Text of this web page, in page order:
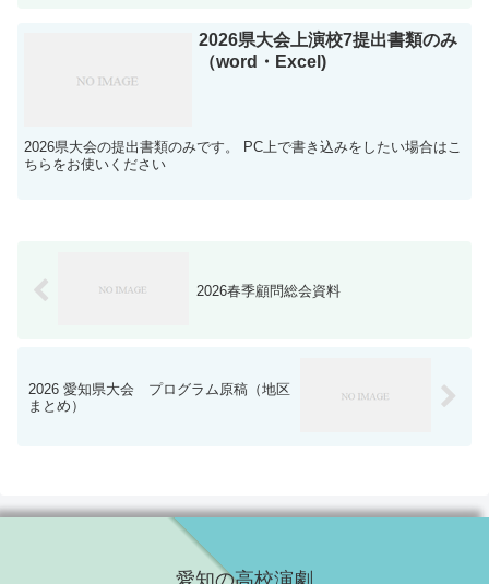
2026県大会上演校7提出書類のみ
（word・Excel)
2026県大会の提出書類のみです。 PC上で書き込みをしたい場合はこ
ちらをお使いください
2026春季顧問総会資料
2026 愛知県大会 プログラム原稿（地区
まとめ）
愛知の高校演劇